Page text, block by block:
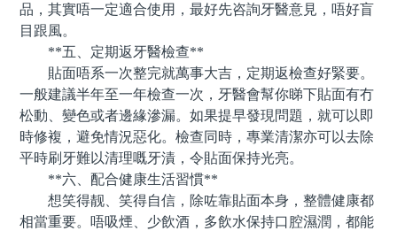
品，其實唔一定適合使用，最好先咨詢牙醫意見，唔好盲
目跟風。
**五、定期返牙醫檢查**
貼面唔系一次整完就萬事大吉，定期返檢查好緊要。
一般建議半年至一年檢查一次，牙醫會幫你睇下貼面有冇
松動、變色或者邊緣滲漏。如果提早發現問題，就可以即
時修複，避免情況惡化。檢查同時，專業清潔亦可以去除
平時刷牙難以清理嘅牙漬，令貼面保持光亮。
**六、配合健康生活習慣**
想笑得靓、笑得自信，除咗靠貼面本身，整體健康都
相當重要。唔吸煙、少飲酒，多飲水保持口腔濕潤，都能